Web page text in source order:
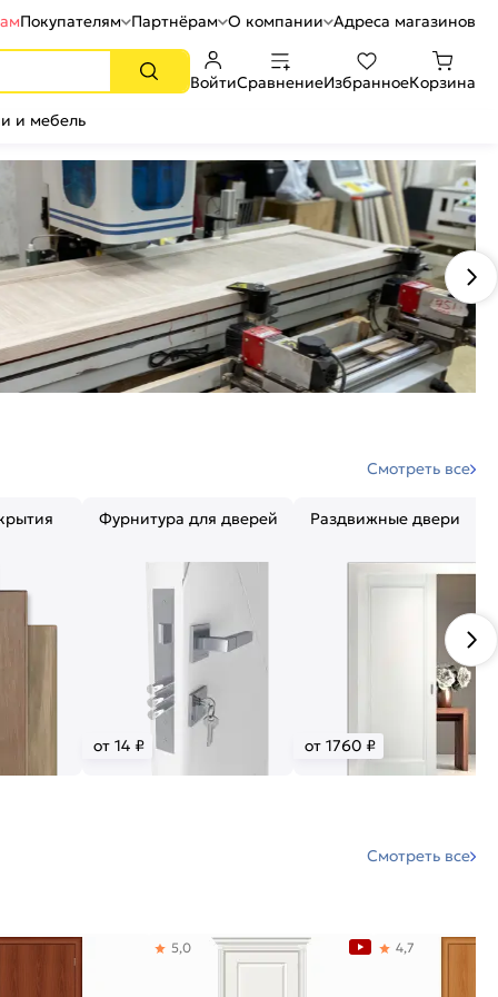
Покупателям Партнёрам О компании Адреса магазинов
ВойтиСравнениеИзбранноеКорзина
и мебель
Смотреть все
Фурнитура для дверей
от 14 ₽
Раздвижные двери
от 1760 ₽
Смотреть все
5,0 4,7